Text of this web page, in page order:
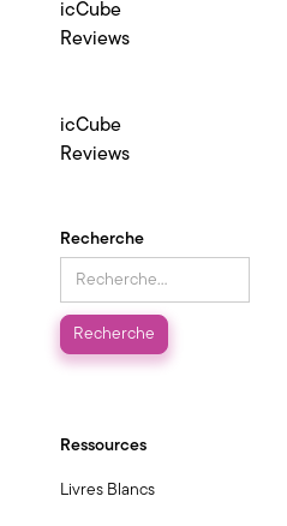
icCube
Reviews
icCube
Reviews
Recherche
Ressources
Livres Blancs